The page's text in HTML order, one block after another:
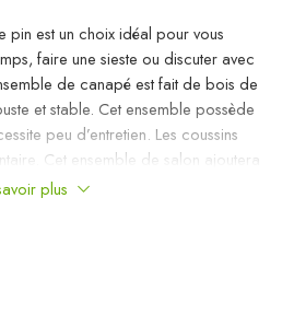
est un choix idéal pour vous
faire une sieste ou discuter avec
de canapé est fait de bois de
et stable. Cet ensemble possède
peu d’entretien. Les coussins
Cet ensemble de salon ajoutera
à votre espace de vie extérieur.
de les protéger avec une
plus